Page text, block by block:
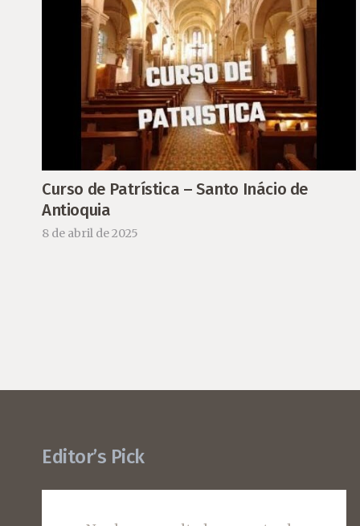
Curso de Patrística – Santo Inácio de
Antioquia
8 de abril de 2025
Editor’s Pick